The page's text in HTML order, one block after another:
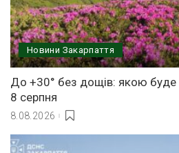
Новини Закарпаття
До +30° без дощів: якою буде
8 серпня
8.08.2026